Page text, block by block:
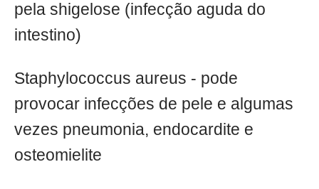
pela shigelose (infecção aguda do
intestino)
Staphylococcus aureus - pode
provocar infecções de pele e algumas
vezes pneumonia, endocardite e
osteomielite